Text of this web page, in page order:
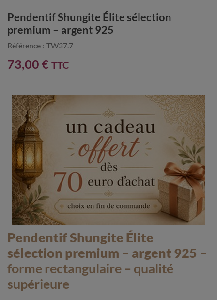
Pendentif Shungite Élite sélection
premium – argent 925
Référence : TW37.7
73,00 € TTC
Pendentif Shungite Élite
sélection premium – argent 925 –
forme rectangulaire – qualité
supérieure